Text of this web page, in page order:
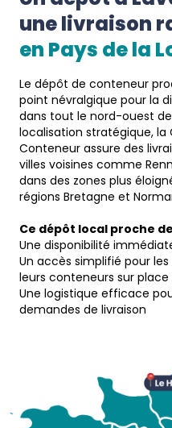
une livraison
en Pays de la
Le dépôt de conteneur
point névralgique pour la
dans tout le nord-ouest
localisation stratégique, la
Conteneur assure des
villes voisines comme
dans des zones plus
régions Bretagne et
Ce dépôt local proche
Une disponibilité
Un accès simplifié pour
leurs conteneurs sur place
Une logistique efficace
demandes de livraison